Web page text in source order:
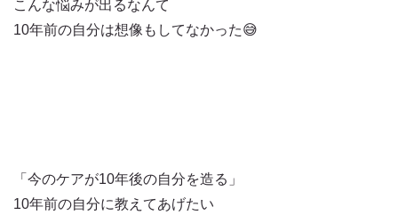
こんな悩みが出るなんて
10年前の自分は想像もしてなかった😅
「今のケアが10年後の自分を造る」
10年前の自分に教えてあげたい